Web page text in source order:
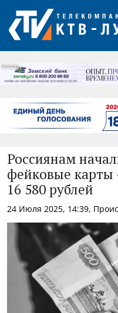
РЕКЛАМА
Россиянам
фейковые
16 580 рублей
24 Июля 2025, 14:39,